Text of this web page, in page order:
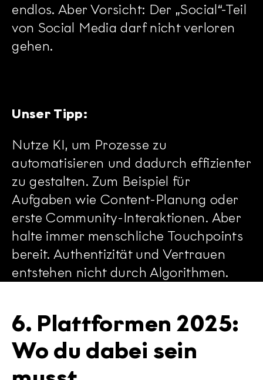
endlos. Aber Vorsicht: Der „Social“-Teil
von Social Media darf nicht verloren
gehen.
Unser Tipp:
Nutze KI, um Prozesse zu
automatisieren und dadurch effizienter
zu gestalten. Zum Beispiel für
Aufgaben wie Content-Planung oder
erste Community-Interaktionen. Aber
halte immer menschliche Touchpoints
bereit. Authentizität und Vertrauen
entstehen nicht durch Algorithmen.
6. Plattformen 2025:
Wo du dabei sein